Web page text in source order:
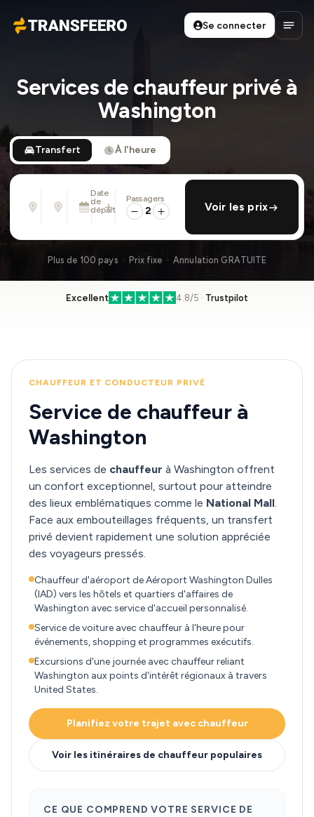
Transfeero
Se connecter
Services de chauffeur privé à
Washington
Transfert À l'heure
Adresse, aéroport, hôtel, ...
Adresse, aéroport, hôtel, ...
Date
de
départ
Lun. 10 Août · 01:45 PM
ajouter retour
Passagers
2 Voir les prix
Plus de 100 pays · Prix fixe · Annulation GRATUITE
Excellent 4.8/5 · Trustpilot
CHAUFFEUR ET CONDUCTEUR PRIVÉ
Service de chauffeur à
Washington
Les services de chauffeur à Washington offrent
un confort exceptionnel, surtout pour atteindre
des lieux emblématiques comme le National Mall.
Face aux embouteillages fréquents, un transfert
privé devient rapidement une solution appréciée
des voyageurs pressés.
Chauffeur d'aéroport de Aéroport Washington Dulles
(IAD) vers les hôtels et quartiers d'affaires de
Washington avec service d'accueil personnalisé.
Service de voiture avec chauffeur à l'heure pour
événements, shopping et programmes exécutifs.
Excursions d'une journée avec chauffeur reliant
Washington aux points d'intérêt régionaux à travers
United States.
Planifiez votre trajet avec chauffeur
Voir les itinéraires de chauffeur populaires
CE QUE COMPREND VOTRE SERVICE DE